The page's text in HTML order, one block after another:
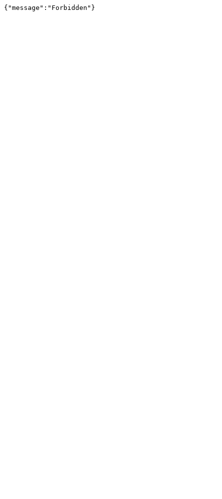
{"message":"Forbidden"}